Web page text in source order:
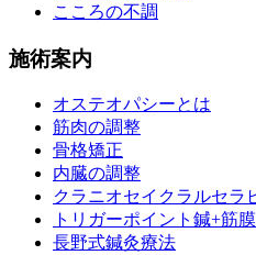
こころの不調
施術案内
オステオパシーとは
筋肉の調整
骨格矯正
内臓の調整
クラニオセイクラルセラ
トリガーポイント鍼+筋
長野式鍼灸療法